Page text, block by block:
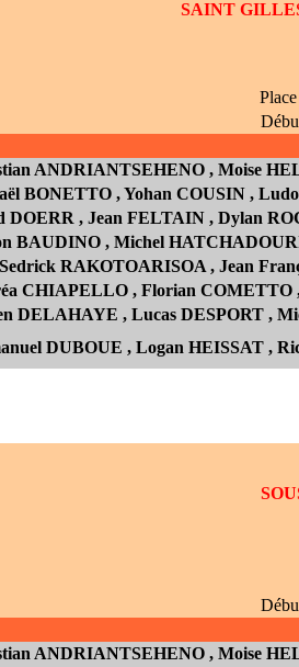
SAINT
ANDRIANTSEHENO , Moise
BONETTO , Yohan COUSIN ,
DOERR , Jean FELTAIN , Dylan
BAUDINO , Michel
Sedrick RAKOTOARISOA , Jean Fran
CHIAPELLO , Florian COMETTO
DELAHAYE , Lucas DESPORT ,
DUBOUE , Logan HEISSAT ,
ANDRIANTSEHENO , Moise